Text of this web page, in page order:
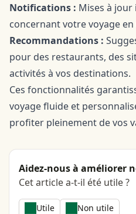
Notifications : Mises à
concernant votre voyage
Recommandations :
pour des restaurants, des
activités à vos destinations.
Ces fonctionnalités
voyage fluide et
profiter pleinement de vos
Aidez-nous à améliorer
Cet article a-t-il été utile ?
Utile Non utile